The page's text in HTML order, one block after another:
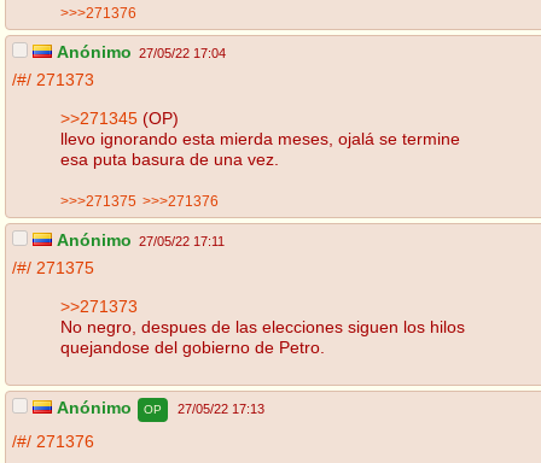
>>>271376
Anónimo 27/05/22 17:04
/#/ 271373
>>271345 (OP)
llevo ignorando esta mierda meses, ojalá se termine
esa puta basura de una vez.
>>>271375 >>>271376
Anónimo 27/05/22 17:11
/#/ 271375
>>271373
No negro, despues de las elecciones siguen los hilos
quejandose del gobierno de Petro.
Anónimo OP 27/05/22 17:13
/#/ 271376